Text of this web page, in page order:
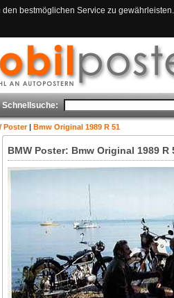
bestmöglichen Service zu
Schnellsuche:
Poster| Bmw Original 1989 R 51
BMW Poster: Bmw Original 1989 R